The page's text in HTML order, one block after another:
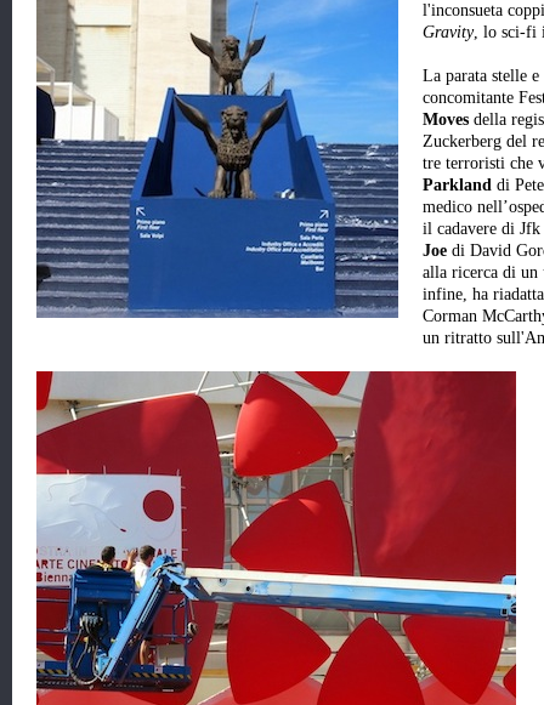
l'inconsueta
Gravity, lo sci-fi
La parata stelle e
concomitante
Moves della
Zuckerberg del
tre terroristi che
Parkland di
medico
il cadavere di Jfk
Joe di David
alla ricerca di un
infine, ha
Corman
un ritratto